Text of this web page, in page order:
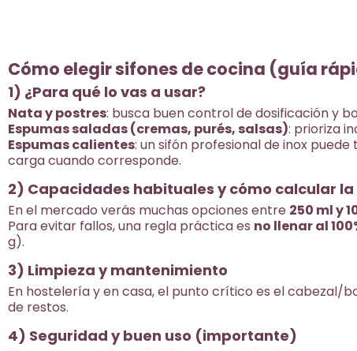
Textura estable y
profesional en
cargas N₂O: pack 10 ·
Cómo elegir sifones de cocina (guía
1) ¿Para qué lo vas a usar?
Nata y postres: busca buen control de dosificación y
Espumas saladas (cremas, purés, salsas): prioriza
Espumas calientes: un sifón profesional de inox
carga cuando corresponde.
2) Capacidades habituales y cómo calcular
En el mercado verás muchas opciones entre 250 ml y
Para evitar fallos, una regla práctica es no llenar al
g).
3) Limpieza y mantenimiento
En hostelería y en casa, el punto crítico es el cabezal/
de restos.
4) Seguridad y buen uso (importante)